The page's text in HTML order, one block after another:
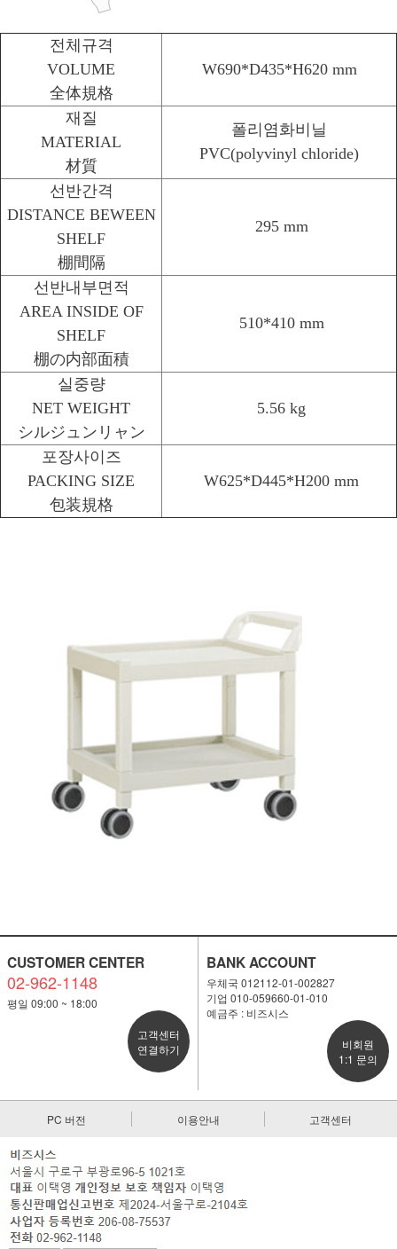
전체규격
VOLUME
全体規格
W690*D435*H620 mm
재질
MATERIAL
材質
폴리염화비닐
PVC(polyvinyl chloride)
선반간격
DISTANCE BEWEEN
SHELF
棚間隔
295 mm
선반내부면적
AREA INSIDE OF
SHELF
棚の内部面積
510*410 mm
실중량
NET WEIGHT
シルジュンリャン
5.56 kg
포장사이즈
PACKING SIZE
包装規格
W625*D445*H200 mm
CUSTOMER CENTER
02-962-1148
평일 09:00 ~ 18:00
고객센터
연결하기
BANK ACCOUNT
우체국 012112-01-002827
기업 010-059660-01-010
예금주 : 비즈시스
비회원
1:1 문의
PC 버전 이용안내 고객센터